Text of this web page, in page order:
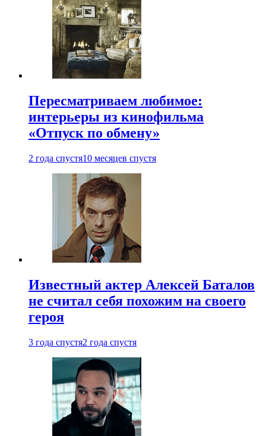
Пересматриваем любимое:
интерьеры из кинофильма
«Отпуск по обмену»
2 года спустя10 месяцев спустя
Известный актер Алексей Баталов
не считал себя похожим на своего
героя
3 года спустя2 года спустя